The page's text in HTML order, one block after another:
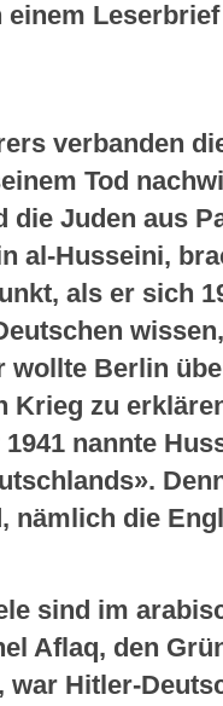
verbanden
Tod
die Juden aus
al-Husseini,
als er sich
wollte Berlin
Krieg zu
nannte
nämlich die
sind im
Aflaq, den
war Hitler-